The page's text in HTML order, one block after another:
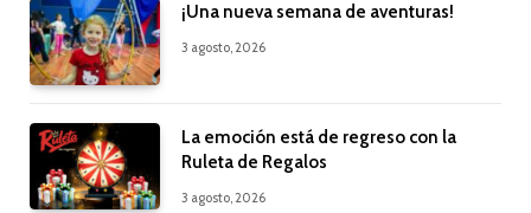
¡Una nueva semana de aventuras!
3 agosto, 2026
La emoción está de regreso con la
Ruleta de Regalos
3 agosto, 2026